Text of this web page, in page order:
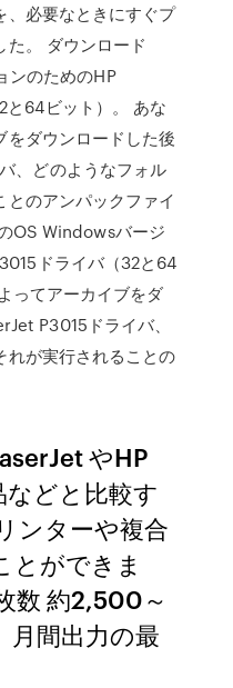
、必要なときにすぐプ
た。 ダウンロード
ンのためのHP
64ビット）。 あな
をダウンロードした後
、どのようなフォル
のアンパックファイ
OS Windowsバージ
ドライバ（32と64
ってアーカイブをダ
P3015ドライバ、
れが実行されることの
やHP
どと比較す
ンターや複合
とができま
数 約2,500～
間出力の最